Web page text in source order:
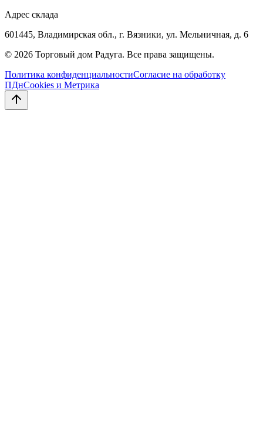
Адрес склада
601445, Владимирская обл., г. Вязники, ул. Мельничная, д. 6
© 2026 Торговый дом Радуга. Все права защищены.
Политика конфиденциальностиСогласие на обработку
ПДнCookies и Метрика